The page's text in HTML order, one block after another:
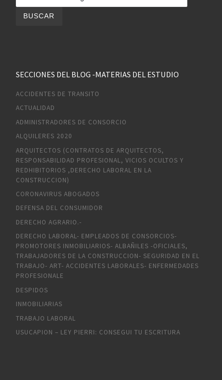
SECCIONES DEL BLOG -MATERIAS DEL ESTUDIO
ACCIDENTES DE TRANSITO
ACTUALIDAD
ADMINISTRADORES DE CONSORCIO
ALQUILERES 2020
ARQUITECTOS (CONTRATOS DE ARQUITECTOS,
RESPONSABILIDAD PROFESIONAL, VICIOS OCULTOS Y
REDHIBITORIOS ,DERECHO LABORAL EN LA
CONSTRUCCION)
CORONAVIRUS ABOGADOS
DEFENSA DEL CONSUMIDOR
DERECHO AGRARIO.-
DERECHO LABORAL- EMPLEADOS DE CONSORCIOS-
PROMOTORES INMOBILIARIOS- ALBAÑILES -OFICIALES,
TRABAJADORES DE LA CONSTRUCCION- SEGURIDAD EN EL
TRABAJO- ART- ACCIDENTES LABORALES- ENFERMEDADES
PROFESIONALE
DESPIDOS
INMOBILIARIAS
TRABAJO LABORAL
USUCAPION – LEY PIERRI: CONSEGUI TU ESCRITURA